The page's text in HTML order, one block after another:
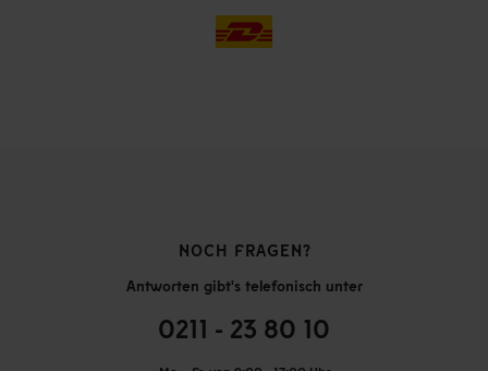
NOCH FRAGEN?
Antworten gibt's telefonisch unter
0211 - 23 80 10